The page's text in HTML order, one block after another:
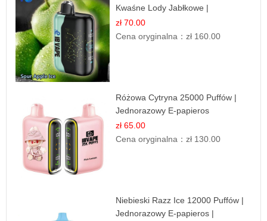
Kwaśne Lody Jabłkowe |
Orzeźwiający Smak
zł 70.00
Cena oryginalna：zł 160.00
Różowa Cytryna 25000 Puffów |
Jednorazowy E-papieros
zł 65.00
Cena oryginalna：zł 130.00
Niebieski Razz Ice 12000 Puffów |
Jednorazowy E-papieros |